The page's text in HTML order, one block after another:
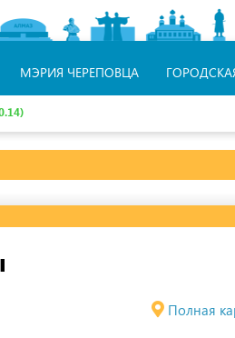
МЭРИЯ ЧЕРЕПОВЦА
Полная